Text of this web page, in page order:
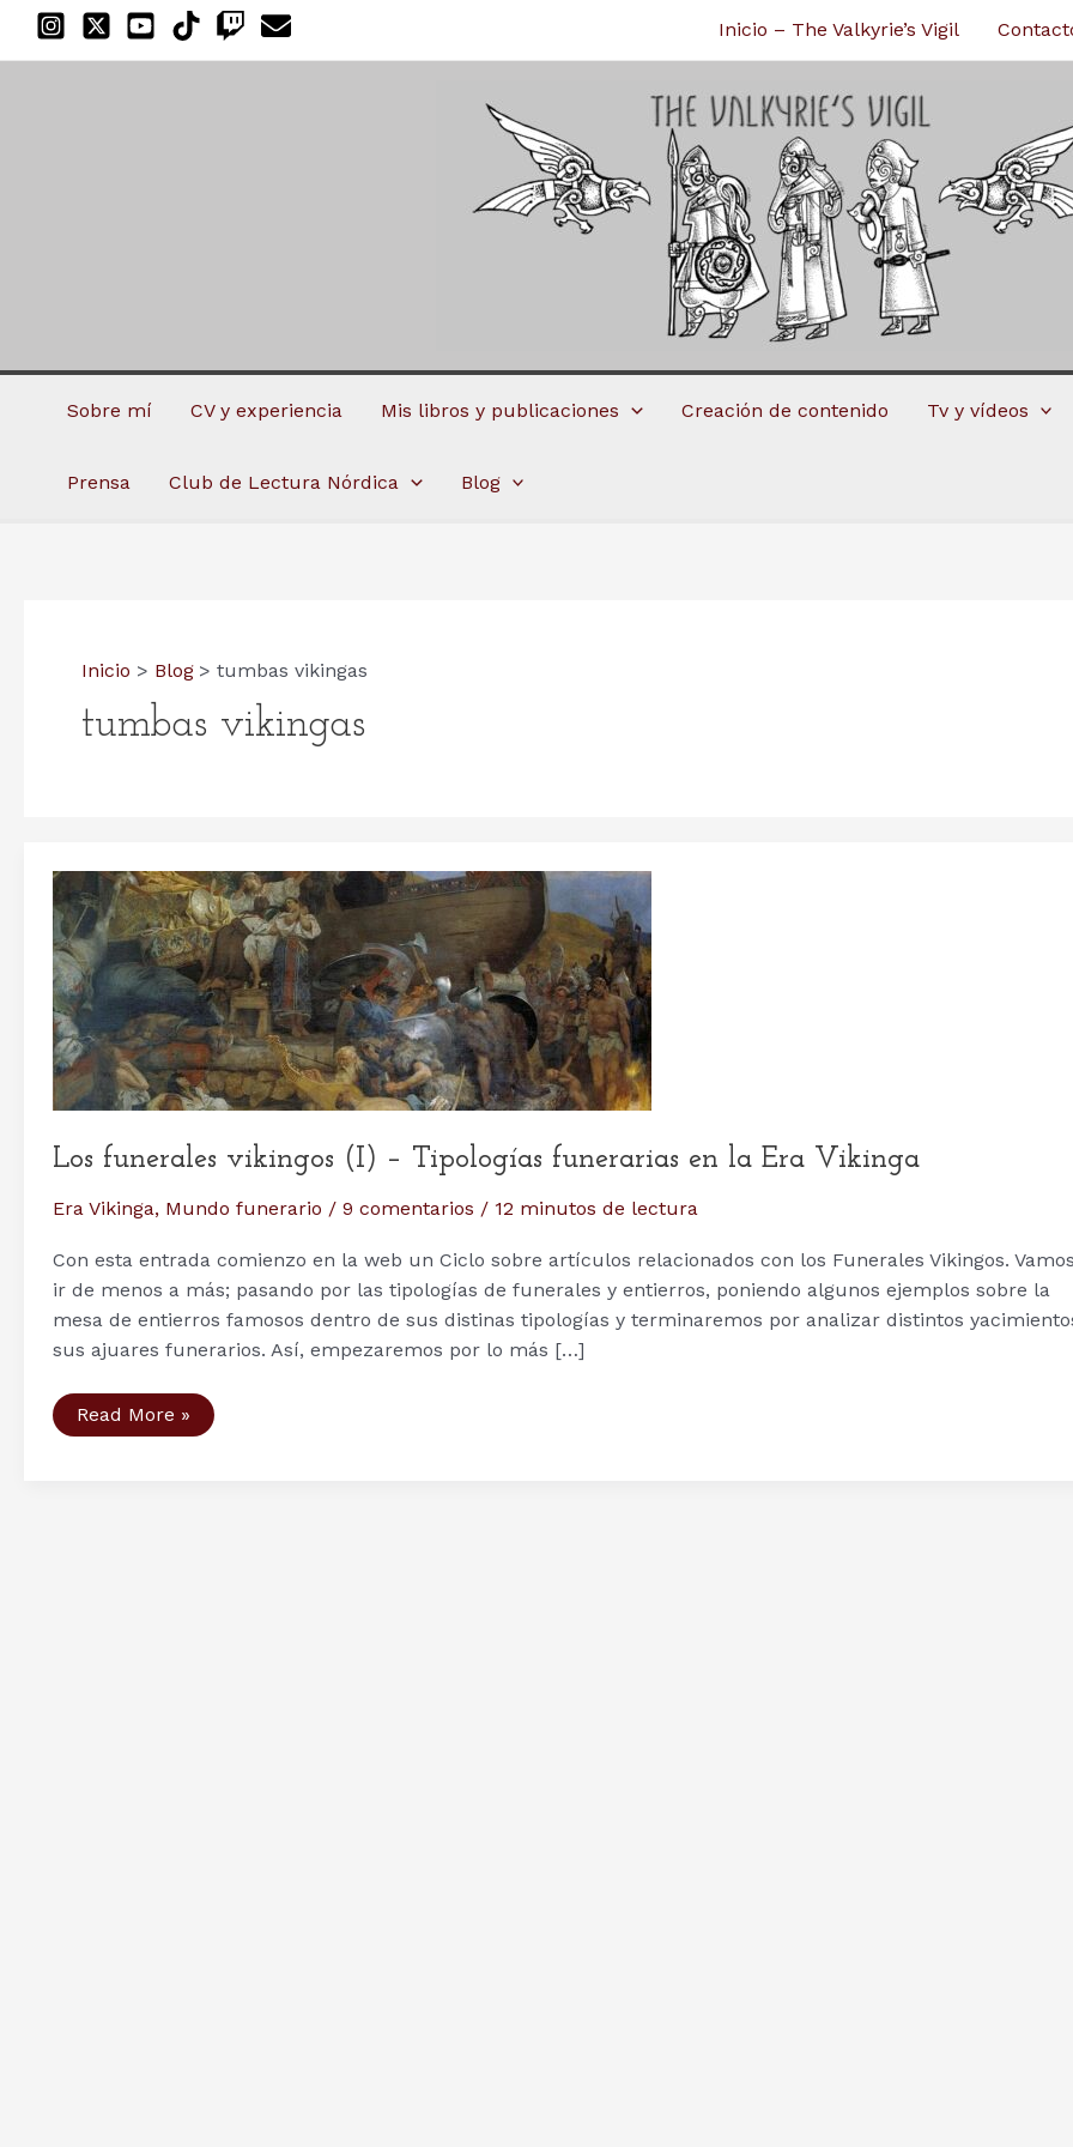
Inicio – The Valkyrie’s Vigil
Sobre mí CV y experiencia Mis libros y publicaciones Creación de contenido Tv y vídeos
Prensa Club de Lectura Nórdica Blog
Inicio Blog tumbas vikingas
tumbas vikingas
Los funerales vikingos (I) – Tipologías funerarias en la Era Vikinga
Era Vikinga, Mundo funerario / 9 comentarios / 12 minutos de lectura
Con esta entrada comienzo en la web un Ciclo sobre artículos relacionados con los Funerales Vikingos.
ir de menos a más; pasando por las tipologías de funerales y entierros, poniendo algunos ejemplos sobre la
mesa de entierros famosos dentro de sus distinas tipologías y terminaremos por analizar distintos
sus ajuares funerarios. Así, empezaremos por lo más […]
Los
funerales
Read More »